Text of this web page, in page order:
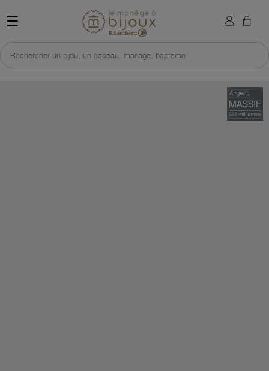
☰ Retour à l'accueil du site
Rechercher un bijou, un cadeau, mariage, baptême...
×